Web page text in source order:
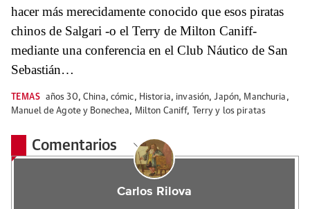
hacer más merecidamente conocido que esos piratas
chinos de Salgari -o el Terry de Milton Caniff-
mediante una conferencia en el Club Náutico de San
Sebastián…
TEMAS años 30, China, cómic, Historia, invasión,Japón, Manchuria ,
Manuel de Agote y Bonechea, Milton Caniff, Terry y los piratas
Comentarios
Carlos Rilova